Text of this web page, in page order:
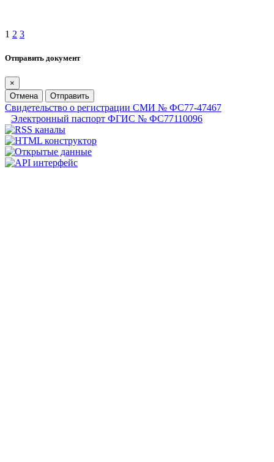
1 2 3
Отправить документ
×
Отмена
Отправить
Свидетельство о регистрации СМИ № ФС77-47467
Электронный паспорт ФГИС № ФС77110096